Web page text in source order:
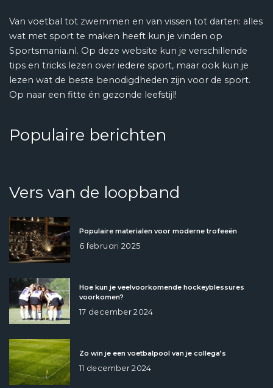
Van voetbal tot zwemmen en van vissen tot darten: alles
wat met sport te maken heeft kun je vinden op
Sportsmania.nl. Op deze website kun je verschillende
tips en tricks lezen over iedere sport, maar ook kun je
lezen wat de beste benodigdheden zijn voor de sport.
Op naar een fitte én gezonde leefstijl!
Populaire berichten
Vers van de loopband
Populaire materialen voor moderne trofeeën
6 februari 2025
Hoe kun je veelvoorkomende hockeyblessures
voorkomen?
17 december 2024
Zo win je een voetbalpool van je collega’s
11 december 2024